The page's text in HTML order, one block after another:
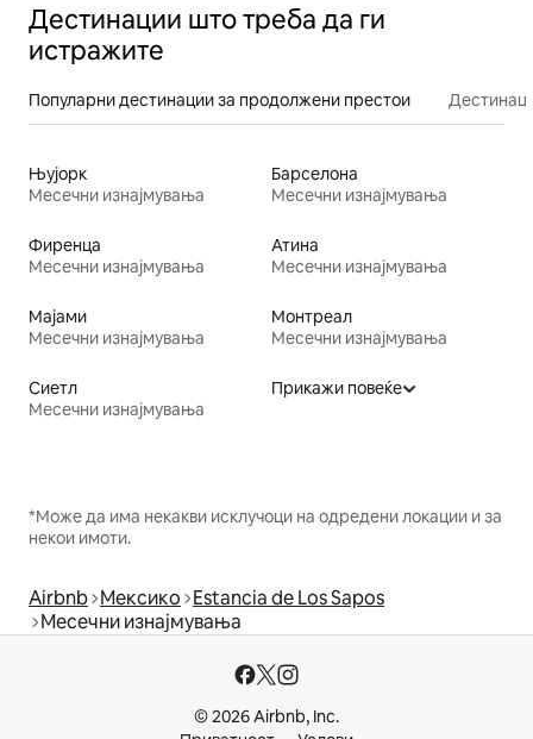
Дестинации што треба да ги
истражите
Популарни дестинации за продолжени престои
Њујорк
Месечни изнајмувања
Барселона
Месечни изнајмувања
Фиренца
Месечни изнајмувања
Атина
Месечни изнајмувања
Мајами
Месечни изнајмувања
Монтреал
Месечни изнајмувања
Сиетл
Месечни изнајмувања
Прикажи повеќе
*Може да има некакви исклучоци на одредени локации и за
некои имоти.
Airbnb Мексико Estancia de Los Sapos
Месечни изнајмувања
© 2026 Airbnb, Inc.